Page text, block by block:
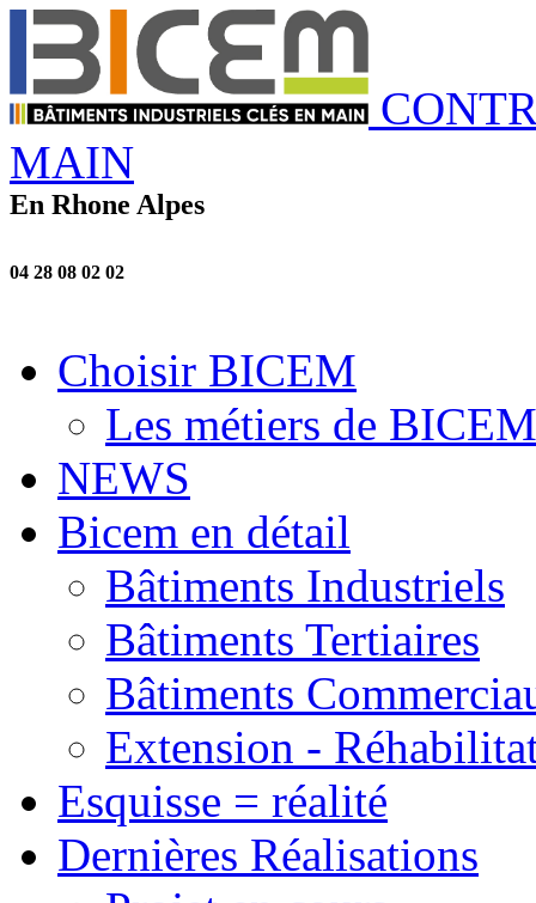
MAIN
En Rhone Alpes
04 28 08 02 02
Choisir BICEM
Les métiers de BICEM
NEWS
Bicem en détail
Bâtiments Industriels
Bâtiments Tertiaires
Bâtiments
Extension -
Esquisse = réalité
Dernières Réalisations